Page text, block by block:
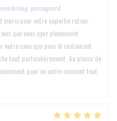
gereageerd
merci pour votre superbe retour
que vous ayez pleinement
cave que pour le restaurant.
tout particulièrement. Au plaisir de
pour un autre moment tout